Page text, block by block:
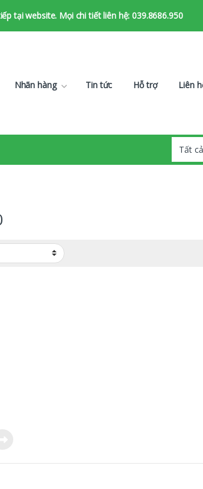
tại website. Mọi chi tiết liên hệ: 039.8686.950
Nhãn hàng Tin tức Hỗ trợ Liên